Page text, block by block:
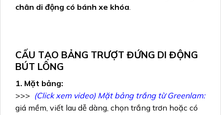
chân di động có bánh xe khóa
CẤU TẠO BẢNG TRƯỢT ĐỨNG DI ĐỘNG
BÚT LÔNG
1. Mặt bảng:
>>> (Click xem video) Mặt bảng trắng từ Greenlam:
giá mềm, viết lau dễ dàng, chọn trắng trơn hoặc có